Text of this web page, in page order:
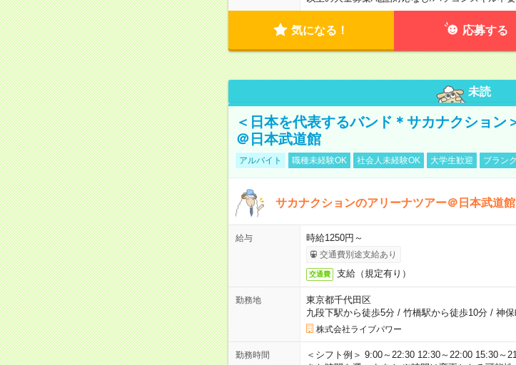
気になる！ 応募する
未読
＜日本を代表するバンド＊サカナクション
＠日本武道館
アルバイト 職種未経験OK 社会人未経験OK 大学生歓迎 ブラン
サカナクションのアリーナツアー＠日本武道
給与 時給1250円～
交通費別途支給あり
交通費 支給（規定有り）
勤務地
東京都千代田区
九段下駅から徒歩5分/ 竹橋駅から徒歩10分/ 神
株式会社ライブパワー
勤務時間
＜シフト例＞ 9:00～22:30 12:30～22:00 15:30～